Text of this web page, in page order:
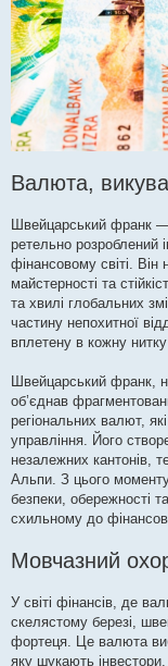
Валюта,
Швейцарський франк —
ретельно розроблений
фінансовому світі. Він
майстерності та
та хвилі глобальних
частину непохитної
вплетену в кожну нитку
Швейцарський франк,
об’єднав
регіональних валют,
управління. Його
незалежних кантонів,
Альпи. З цього
безпеки, обережності
схильному до
Мовчазний
У світі фінансів, де
скелястому березі,
фортеця. Це валюта
яку шукають